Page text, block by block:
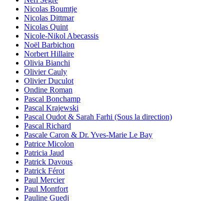
Nicolas Boumtje
Nicolas Dittmar
Nicolas Quint
Nicole-Nikol Abecassis
Noël Barbichon
Norbert Hillaire
Olivia Bianchi
Olivier Cauly
Olivier Duculot
Ondine Roman
Pascal Bonchamp
Pascal Krajewski
Pascal Oudot & Sarah Farhi (Sous la direction)
Pascal Richard
Pascale Caron & Dr. Yves-Marie Le Bay
Patrice Micolon
Patricia Jaud
Patrick Davous
Patrick Férot
Paul Mercier
Paul Montfort
Pauline Guedj